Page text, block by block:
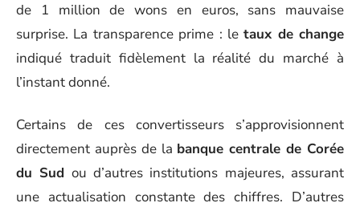
de 1 million de wons en euros, sans mauvaise
surprise. La transparence prime : letaux de change
indiqué traduit fidèlement la réalité du marché à
l’instant donné.
Certains de ces convertisseurs s’approvisionnent
directement auprès de la banque centrale de Corée
du Sud ou d’autres institutions majeures, assurant
une actualisation constante des chiffres. D’autres